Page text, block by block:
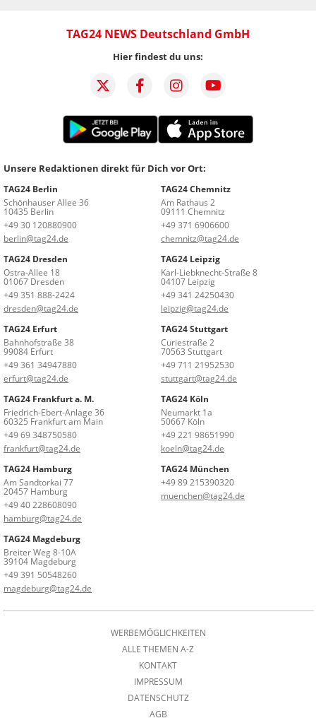
TAG24 NEWS Deutschland GmbH
Hier findest du uns:
Unsere Redaktionen direkt für Dich vor Ort:
TAG24 Berlin
Schönhauser Allee 36
10435 Berlin
+49 30 120880900
berlin@tag24.de
TAG24 Chemnitz
Am Rathaus 2
09111 Chemnitz
+49 371 6906600
chemnitz@tag24.de
TAG24 Dresden
Ostra-Allee 18
01067 Dresden
+49 351 888-2424
dresden@tag24.de
TAG24 Leipzig
Karl-Liebknecht-Straße 8
04107 Leipzig
+49 341 24250430
leipzig@tag24.de
TAG24 Erfurt
Bahnhofstraße 38
99084 Erfurt
+49 361 34947880
erfurt@tag24.de
TAG24 Stuttgart
Curiestraße 2
70563 Stuttgart
+49 711 21952530
stuttgart@tag24.de
TAG24 Frankfurt a. M.
Friedrich-Ebert-Anlage 36
60325 Frankfurt am Main
+49 69 348750580
frankfurt@tag24.de
TAG24 Köln
Neumarkt 1a
50667 Köln
+49 221 98651990
koeln@tag24.de
TAG24 Hamburg
Am Sandtorkai 77
20457 Hamburg
+49 40 228608090
hamburg@tag24.de
TAG24 München
+49 89 215390320
muenchen@tag24.de
TAG24 Magdeburg
Breiter Weg 8-10A
39104 Magdeburg
+49 391 50548260
magdeburg@tag24.de
WERBEMÖGLICHKEITEN
ALLE THEMEN A-Z
KONTAKT
IMPRESSUM
DATENSCHUTZ
AGB